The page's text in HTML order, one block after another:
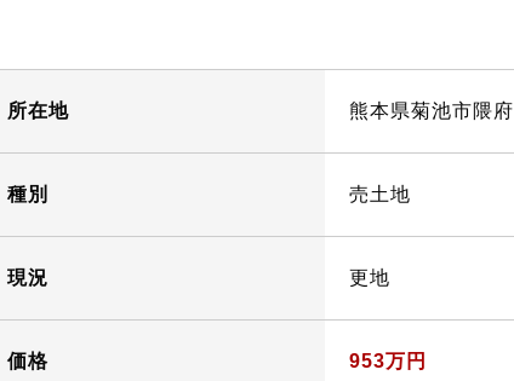
所在地 熊本県菊池市隈府
種別 売土地
現況 更地
価格 953万円